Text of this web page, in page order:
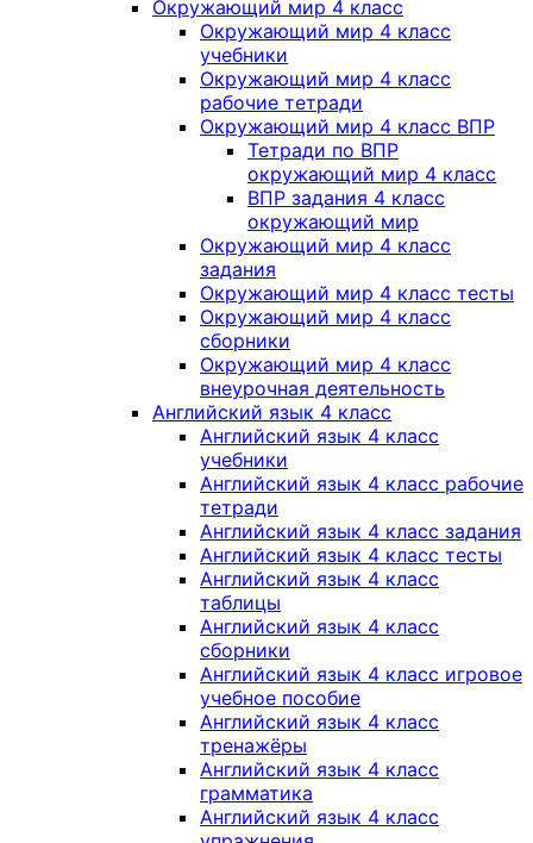
Окружающий мир 4 класс
Окружающий мир 4 класс
учебники
Окружающий мир 4 класс
рабочие тетради
Окружающий мир 4 класс ВПР
Тетради по ВПР
окружающий мир 4 класс
ВПР задания 4 класс
окружающий мир
Окружающий мир 4 класс
задания
Окружающий мир 4 класс тесты
Окружающий мир 4 класс
сборники
Окружающий мир 4 класс
внеурочная деятельность
Английский язык 4 класс
Английский язык 4 класс
учебники
Английский язык 4 класс рабочие
тетради
Английский язык 4 класс задания
Английский язык 4 класс тесты
Английский язык 4 класс
таблицы
Английский язык 4 класс
сборники
Английский язык 4 класс игровое
учебное пособие
Английский язык 4 класс
тренажёры
Английский язык 4 класс
грамматика
Английский язык 4 класс